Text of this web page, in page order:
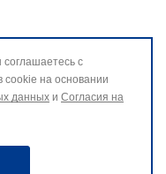
данных».
В случае
соглашаетесь с
cookie на основании
данных и Согласия на